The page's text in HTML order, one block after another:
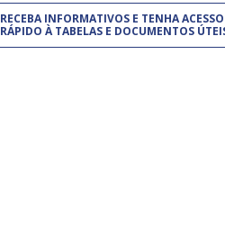
RECEBA INFORMATIVOS E TENHA ACESSO
RÁPIDO À TABELAS E DOCUMENTOS